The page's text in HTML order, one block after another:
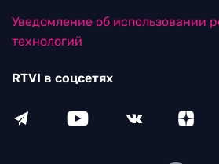
Уведомление об использовании
технологий
RTVI в соцсетях